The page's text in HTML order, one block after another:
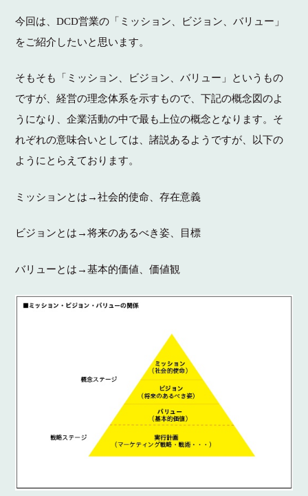
今回は、DCD営業の「ミッション、ビジョン、バリュー」
をご紹介したいと思います。
そもそも「ミッション、ビジョン、バリュー」というもの
ですが、経営の理念体系を示すもので、下記の概念図のよ
うになり、企業活動の中で最も上位の概念となります。そ
れぞれの意味合いとしては、諸説あるようですが、以下の
ようにとらえております。
ミッションとは→社会的使命、存在意義
ビジョンとは→将来のあるべき姿、目標
バリューとは→基本的価値、価値観